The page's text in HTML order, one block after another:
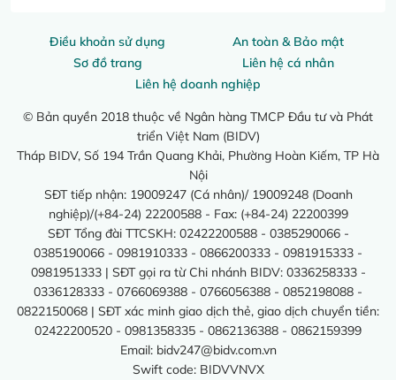
Điều khoản sử dụng
An toàn & Bảo mật
Sơ đồ trang
Liên hệ cá nhân
Liên hệ doanh nghiệp
© Bản quyền 2018 thuộc về Ngân hàng TMCP Đầu tư và Phát
triển Việt Nam (BIDV)
Tháp BIDV, Số 194 Trần Quang Khải, Phường Hoàn Kiếm, TP Hà
Nội
SĐT tiếp nhận: 19009247 (Cá nhân)/ 19009248 (Doanh
nghiệp)/(+84-24) 22200588 - Fax: (+84-24) 22200399
SĐT Tổng đài TTCSKH: 02422200588 - 0385290066 -
0385190066 - 0981910333 - 0866200333 - 0981915333 -
0981951333 | SĐT gọi ra từ Chi nhánh BIDV: 0336258333 -
0336128333 - 0766069388 - 0766056388 - 0852198088 -
0822150068 | SĐT xác minh giao dịch thẻ, giao dịch chuyển tiền:
02422200520 - 0981358335 - 0862136388 - 0862159399
Email: bidv247@bidv.com.vn
Swift code: BIDVVNVX